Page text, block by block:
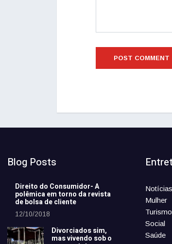
Blog Posts
Direito do Consumidor- A
polêmica em torno da revista
de bolsa de cliente
12/10/2018
Divorciados sim,
mas vivendo sob o
Notícias
Mulher
Turismo
Social
Saúde